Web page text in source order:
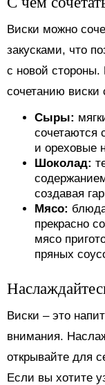
Виски можно
закусками, что
с новой стороны.
сочетанию виски
Сыры:
сочетаются
и ореховые
Шоколад:
создавая
Мясо:
прекрасно
мясо
пряных
Виски – это
внимания.
открывайте для
Если вы хотите